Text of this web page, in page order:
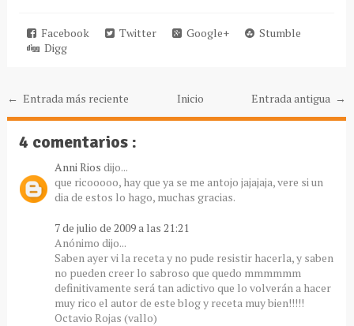
Facebook Twitter Google+
Stumble
Digg
← Entrada más reciente Entrada antigua →
Inicio
4 comentarios :
Anni Rios dijo...
que ricooooo, hay que ya se me antojo jajajaja, vere si un
dia de estos lo hago, muchas gracias.
7 de julio de 2009 a las 21:21
Anónimo dijo...
Saben ayer vi la receta y no pude resistir hacerla, y saben
no pueden creer lo sabroso que quedo mmmmmm
definitivamente será tan adictivo que lo volverán a hacer
muy rico el autor de este blog y receta muy bien!!!!!
Octavio Rojas (vallo)